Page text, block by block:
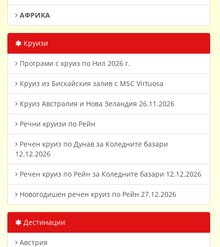
АФРИКА
Круизи
Програми с круиз по Нил 2026 г.
Круиз из Бискайския залив с MSC Virtuosa
Круиз Австралия и Нова Зеландия 26.11.2026
Речни круизи по Рейн
Речен круиз по Дунав за Коледните базари
12.12.2026
Речен круиз по Рейн за Коледните базари 12.12.2026
Новогодишен речен круиз по Рейн 27.12.2026
Дестинации
Австрия